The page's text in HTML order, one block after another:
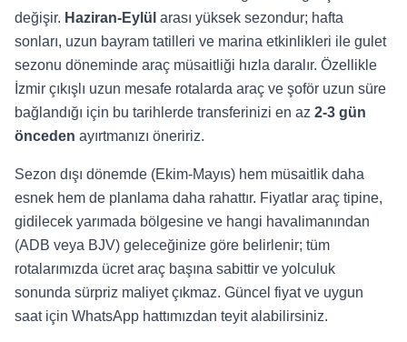
değişir. Haziran-Eylül arası yüksek sezondur; hafta
sonları, uzun bayram tatilleri ve marina etkinlikleri ile gulet
sezonu döneminde araç müsaitliği hızla daralır. Özellikle
İzmir çıkışlı uzun mesafe rotalarda araç ve şoför uzun süre
bağlandığı için bu tarihlerde transferinizi en az 2-3 gün
önceden ayırtmanızı öneririz.
Sezon dışı dönemde (Ekim-Mayıs) hem müsaitlik daha
esnek hem de planlama daha rahattır. Fiyatlar araç tipine,
gidilecek yarımada bölgesine ve hangi havalimanından
(ADB veya BJV) geleceğinize göre belirlenir; tüm
rotalarımızda ücret araç başına sabittir ve yolculuk
sonunda sürpriz maliyet çıkmaz. Güncel fiyat ve uygun
saat için WhatsApp hattımızdan teyit alabilirsiniz.